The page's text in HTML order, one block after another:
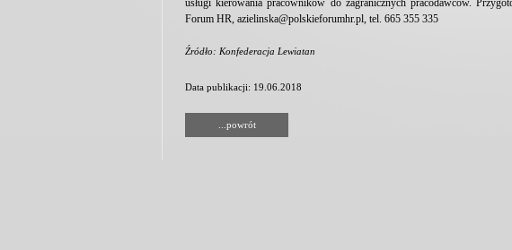
usługi kierowania pracowników do zagranicznych pracodawców.
Forum HR, azielinska@polskieforumhr.pl, tel. 665 355 335
Źródło: Konfederacja Lewiatan
Data publikacji: 19.06.2018
...powrót